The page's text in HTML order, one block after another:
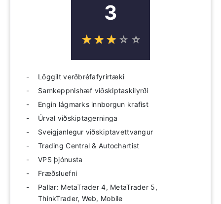
3
☆☆☆ ☆ ☆
★★★ ★ ★
Löggilt verðbréfafyrirtæki
Samkeppnishæf viðskiptaskilyrði
Engin lágmarks innborgun krafist
Úrval viðskiptagerninga
Sveigjanlegur viðskiptavettvangur
Trading Central & Autochartist
VPS þjónusta
Fræðsluefni
Pallar: MetaTrader 4, MetaTrader 5,
ThinkTrader, Web, Mobile